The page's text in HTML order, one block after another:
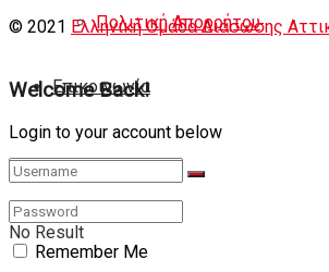
Πολιτική Απορρήτου
Eπικοινωνία
No Result
© 2021 Ελληνική Ομάδα Διάσωσης
Welcome Back!
Login to your account below
Remember Me